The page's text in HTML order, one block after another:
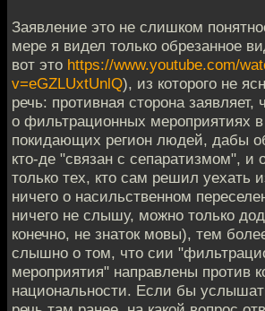
Заявление это не слишком
мере я видел только обрезанное
вот это https://www.youtube.com/
v=eGZLUxtUnlQ), из которого не
речь: противная сторона
о фильтрационных мероприятиях
покидающих регион людей, дабы
кто-де "связан с сепаратизмом", и
только тех, кто сам решил уехать
ничего о насильственном
ничего не слышу, можно только
конечно, не знаток мовы), тем
слышно о том, что сии
мероприятия" направлены против
национальности. Если бы